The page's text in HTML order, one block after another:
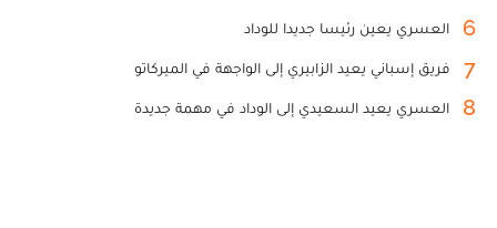
6 العسري يعين رئيسا جديدا للوداد
7 فريق إسباني يعيد الزابيري إلى الواجهة في الميركاتو
8 العسري يعيد السعيدي إلى الوداد في مهمة جديدة